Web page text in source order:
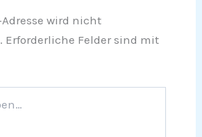
wird nicht
Erforderliche Felder sind mit